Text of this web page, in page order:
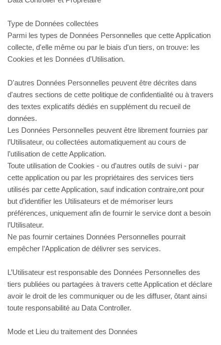
Type de Données collectées
Parmi les types de Données Personnelles que cette Application
collecte, d'elle même ou par le biais d'un tiers, on trouve: les
Cookies et les Données d'Utilisation.
D'autres Données Personnelles peuvent être décrites dans
d'autres sections de cette politique de confidentialité ou à travers
des textes explicatifs dédiés en supplément du recueil de
données.
Les Données Personnelles peuvent être librement fournies par
l’Utilisateur, ou collectées automatiquement au cours de
l’utilisation de cette Application.
Toute utilisation de Cookies - ou d’autres outils de suivi - par
cette application ou par les propriétaires des services tiers
utilisés par cette Application, sauf indication contraire,ont pour
but d’identifier les Utilisateurs et de mémoriser leurs
préférences, uniquement afin de fournir le service dont a besoin
l’Utilisateur.
Ne pas fournir certaines Données Personnelles pourrait
empêcher l’Application de délivrer ses services.
L’Utilisateur est responsable des Données Personnelles des
tiers publiées ou partagées à travers cette Application et déclare
avoir le droit de les communiquer ou de les diffuser, ôtant ainsi
toute responsabilité au Data Controller.
Mode et Lieu du traitement des Données